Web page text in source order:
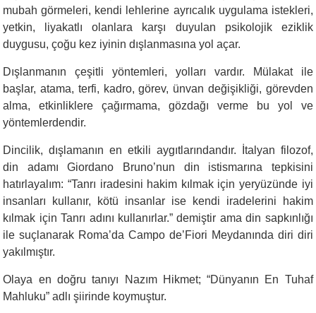
mubah görmeleri, kendi lehlerine ayrıcalık uygulama istekleri,
yetkin, liyakatlı olanlara karşı duyulan psikolojik eziklik
duygusu, çoğu kez iyinin dışlanmasına yol açar.
Dışlanmanın çeşitli yöntemleri, yolları vardır. Mülakat ile
başlar, atama, terfi, kadro, görev, ünvan değişikliği, görevden
alma, etkinliklere çağırmama, gözdağı verme bu yol ve
yöntemlerdendir.
Dincilik, dışlamanın en etkili aygıtlarındandır. İtalyan filozof,
din adamı Giordano Bruno’nun din istismarına tepkisini
hatırlayalım: “Tanrı iradesini hakim kılmak için yeryüzünde iyi
insanları kullanır, kötü insanlar ise kendi iradelerini hakim
kılmak için Tanrı adını kullanırlar.” demiştir ama din sapkınlığı
ile suçlanarak Roma’da Campo de’Fiori Meydanında diri diri
yakılmıştır.
Olaya en doğru tanıyı Nazım Hikmet; “Dünyanın En Tuhaf
Mahluku” adlı şiirinde koymuştur.